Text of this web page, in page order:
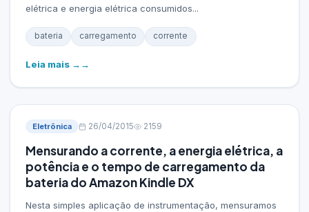
elétrica e energia elétrica consumidos...
bateria carregamento corrente
Leia mais →
Eletrônica 26/04/2015 2159
Mensurando a corrente, a energia elétrica, a
potência e o tempo de carregamento da
bateria do Amazon Kindle DX
Nesta simples aplicação de instrumentação, mensuramos